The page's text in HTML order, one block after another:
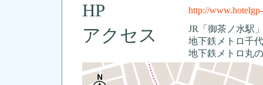
HP http://
アクセス
JR「御茶ノ水駅
地下鉄メトロ千
地下鉄メトロ丸